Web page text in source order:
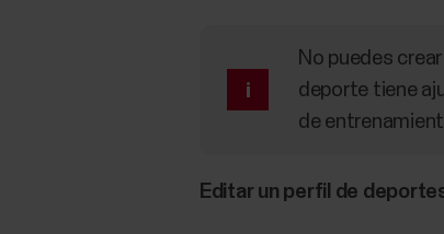
No puedes
deporte tiene
de
Editar un perfil de